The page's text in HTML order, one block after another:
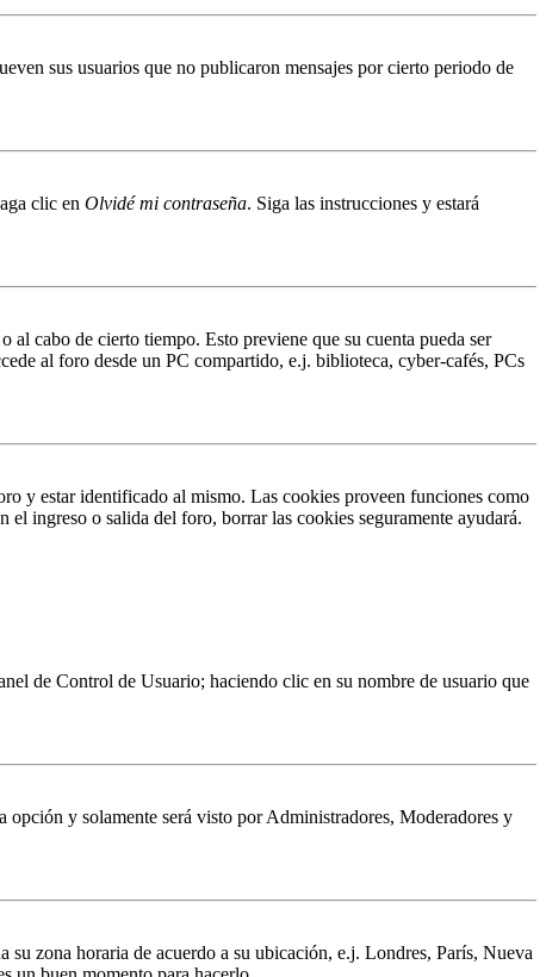
sus usuarios que no publicaron mensajes por cierto periodo de
clic en Olvidé mi contraseña. Siga las instrucciones y estará
cabo de cierto tiempo. Esto previene que su cuenta pueda ser
al foro desde un PC compartido, e.j. biblioteca, cyber-cafés, PCs
y estar identificado al mismo. Las cookies proveen funciones como
ingreso o salida del foro, borrar las cookies seguramente ayudará.
de Control de Usuario; haciendo clic en su nombre de usuario que
opción y solamente será visto por Administradores, Moderadores y
zona horaria de acuerdo a su ubicación, e.j. Londres, París, Nueva